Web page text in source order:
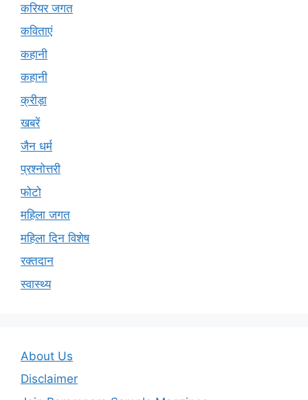
करियर जगत
कविताएं
कहानी
कहानी
क्रीड़ा
खबरें
जैन धर्म
प्रश्नोत्तरी
फोटो
महिला जगत
महिला दिन विशेष
रक्तदान
स्वास्थ्य
About Us
Disclaimer